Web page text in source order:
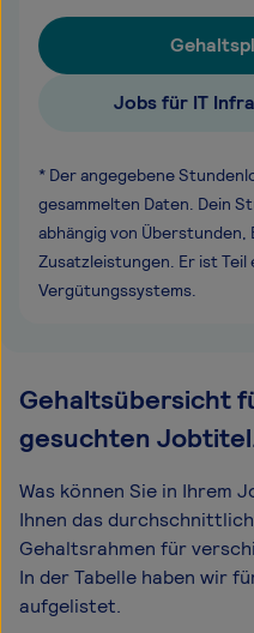
Jobs für IT
* Der angegebene
gesammelten Daten. Dein
abhängig von
Zusatzleistungen. Er ist Teil
Vergütungssystems.
Gehaltsübersicht
gesuchten
Was können Sie in Ihrem
Ihnen das
Gehaltsrahmen für
In der Tabelle haben wir
aufgelistet.